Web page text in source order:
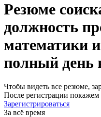
Резюме
должность
математики
полный день
Чтобы видеть все резюме,
После регистрации
Зарегистрироваться
За всё время